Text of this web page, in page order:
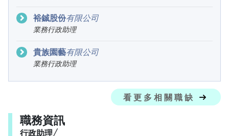
裕鋮股份有限公司
業務行政助理
貴族園藝有限公司
業務行政助理
看更多相關職缺
職務資訊
行政助理╱